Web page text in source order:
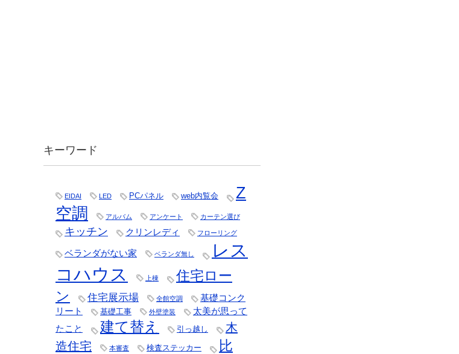
キーワード
EIDAI LED PCパネル web内覧会
Z
空調
アルバム アンケート カーテン選び
キッチン クリンレディ フローリング
ベランダがない家 ベランダ無し
レス
コハウス
上棟
住宅ロー
ン
住宅展示場 全館空調
基礎コンク
リート
基礎工事 外壁塗装
太美が思って
たこと
建て替え 引っ越し
木
造住宅
本審査 検査ステッカー 比